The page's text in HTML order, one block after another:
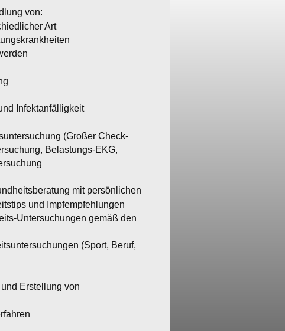
von:
Art
Infektanfälligkeit
(Großer Check-
Belastungs-EKG,
mit persönlichen
und Impfempfehlungen
Untersuchungen gemäß den
(Sport, Beruf,
Erstellung von